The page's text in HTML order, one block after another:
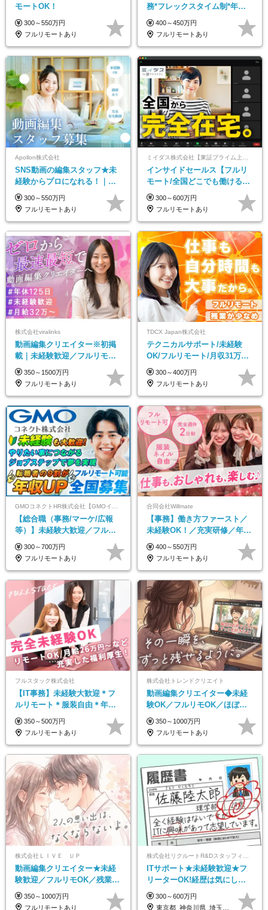
モートOK！
300～550万円
フルリモートあり
務*フレックスタイム制*年休
120日*土日祝休み*残業ほぼな
し*育児中社員8割以上
400～450万円
フルリモートあり
Apollon株式会社
SNS動画の編集スタッフ★未
経験からプロになれる！｜お
うちで働くフルリモート｜残
業ゼロで18時退勤◎
300～550万円
フルリモートあり
インサイドセールス【フルリ
モート/全国どこでも働ける】
未経験OK*土日祝休み*残業少
なめ*在宅勤務手当あり
300～600万円
フルリモートあり
株式会社viralinks
動画編集クリエイター※初掲
載｜未経験歓迎／フルリモー
トOK／月給32万＋賞与
350～1500万円
フルリモートあり
TDCX Japan株式会社
テクニカルサポート/未経験
OK/フルリモート/月収31万円
可/月最大3万のインセンティ
ブ支給/平均年齢33歳
300～400万円
フルリモートあり
【総合職（事務/マーケ/広報
等）】未経験大歓迎／フルリ
モ可で全国募集！年収アップ
多数★年休最大130日★
300～700万円
フルリモートあり
合同会社Willmate
【事務】働き方ファースト／
未経験OK！／充実研修／年休
127日～／残業なし／平均20代
／リモートOK
400～550万円
フルリモートあり
フルスタック株式会社
【IT事務】未経験大歓迎＊フ
ルリモート＊服装自由＊年休
125日以上＊残業なし＊月給26
万円以上
350～500万円
フルリモートあり
株式会社トレンドクリエイト
動画編集クリエイター◆未経
験OK／フルリモOK／ほぼ定
時帰り／年間休日125日／髪・
服・ネイル自由／副業OK
350～1000万円
フルリモートあり
株式会社ＬＩＶＥ ＵＰ
動画編集クリエイター★未経
験歓迎／フルリモOK／残業な
し／年間休日125日／髪・服・
ネイル自由／研修充実で安心
350～1000万円
フルリモートあり
ITサポート★未経験歓迎★フ
リーターOK!経歴は気にしな
くて大丈夫★超大手リクルー
トグループの正社員/sg
300～600万円
東京都_神奈川県_埼玉県_千葉県_大阪府…